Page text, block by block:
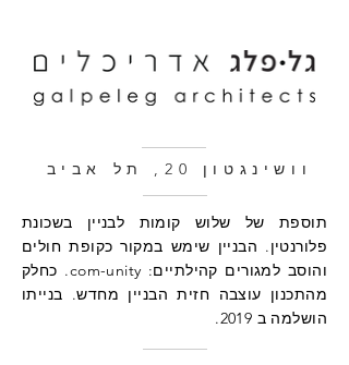
וושינגטון 20, תל אביב
תוספת של שלוש קומות לבניין בשכונת
פלורנטין. הבניין שימש במקור כקופת חולים
והוסב למגורים קהילתיים: com-unity. כחלק
מהתכנון עוצבה חזית הבניין מחדש. בנייתו
הושלמה ב 2019.